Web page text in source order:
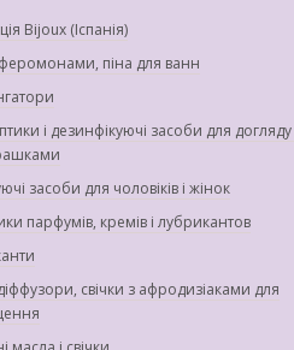
Bijoux (Іспанія)
піна для ванн
і дезинфікуючі засоби для догляду
засоби для чоловіків і жінок
парфумів, кремів і лубрикантов
свічки з афродизіаками для